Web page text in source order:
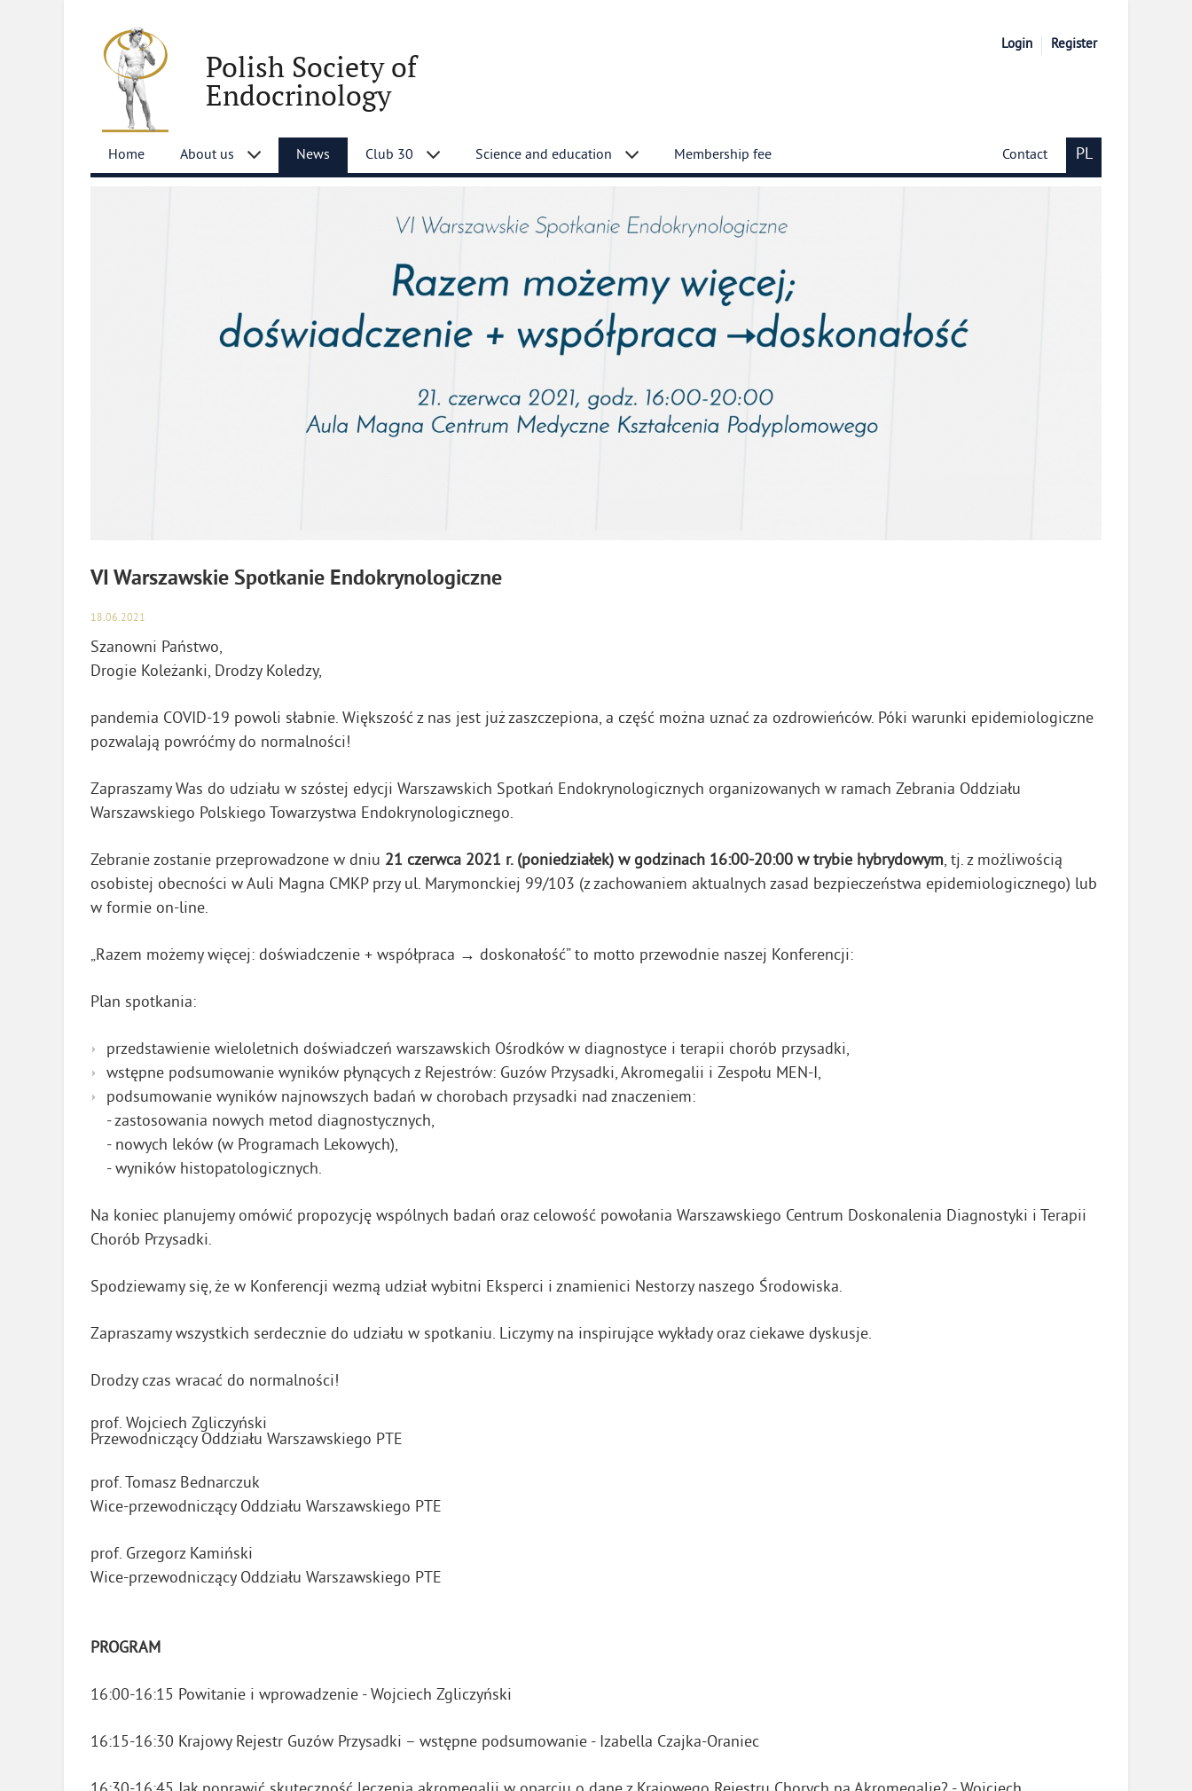
Polish Society of
Endocrinology
Login Register
Home About us News Club 30 Science and education Membership fee Contact PL
VI Warszawskie Spotkanie Endokrynologiczne
18.06.2021
Szanowni Państwo,
Drogie Koleżanki, Drodzy Koledzy,
pandemia COVID-19 powoli słabnie. Większość z nas jest już zaszczepiona, a część można uznać za ozdrowieńców. Póki warunki epidemiologiczne
pozwalają powróćmy do normalności!
Zapraszamy Was do udziału w szóstej edycji Warszawskich Spotkań Endokrynologicznych organizowanych w ramach Zebrania Oddziału
Warszawskiego Polskiego Towarzystwa Endokrynologicznego.
Zebranie zostanie przeprowadzone w dniu 21 czerwca 2021 r. (poniedziałek) w godzinach 16:00-20:00 w trybie hybrydowym, tj. z możliwością
osobistej obecności w Auli Magna CMKP przy ul. Marymonckiej 99/103 (z zachowaniem aktualnych zasad bezpieczeństwa epidemiologicznego) lub
w formie on-line.
„Razem możemy więcej: doświadczenie + współpraca → doskonałość” to motto przewodnie naszej Konferencji:
Plan spotkania:
przedstawienie wieloletnich doświadczeń warszawskich Ośrodków w diagnostyce i terapii chorób przysadki,
wstępne podsumowanie wyników płynących z Rejestrów: Guzów Przysadki, Akromegalii i Zespołu MEN-I,
podsumowanie wyników najnowszych badań w chorobach przysadki nad znaczeniem:
- zastosowania nowych metod diagnostycznych,
- nowych leków (w Programach Lekowych),
- wyników histopatologicznych.
Na koniec planujemy omówić propozycję wspólnych badań oraz celowość powołania Warszawskiego Centrum Doskonalenia Diagnostyki i Terapii
Chorób Przysadki.
Spodziewamy się, że w Konferencji wezmą udział wybitni Eksperci i znamienici Nestorzy naszego Środowiska.
Zapraszamy wszystkich serdecznie do udziału w spotkaniu. Liczymy na inspirujące wykłady oraz ciekawe dyskusje.
Drodzy czas wracać do normalności!
prof. Wojciech Zgliczyński
Przewodniczący Oddziału Warszawskiego PTE
prof. Tomasz Bednarczuk
Wice-przewodniczący Oddziału Warszawskiego PTE
prof. Grzegorz Kamiński
Wice-przewodniczący Oddziału Warszawskiego PTE
PROGRAM
16:00-16:15 Powitanie i wprowadzenie - Wojciech Zgliczyński
16:15-16:30 Krajowy Rejestr Guzów Przysadki – wstępne podsumowanie - Izabella Czajka-Oraniec